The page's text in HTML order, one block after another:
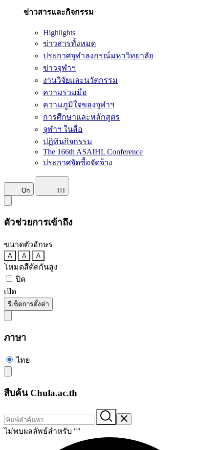
ข่าวสารและกิจกรรม
Highlights
ข่าวสารทั้งหมด
ประกาศจุฬาลงกรณ์มหาวิทยาลัย
ข่าวจุฬาฯ
งานวิจัยและนวัตกรรม
ความร่วมมือ
ความภูมิใจของจุฬาฯ
การศึกษาและหลักสูตร
จุฬาฯ ในสื่อ
ปฏิทินกิจกรรม
The 166th ASAIHL Conference
ประกาศจัดซื้อจัดจ้าง
On TH
ตัวช่วยการเข้าถึง
ขนาดตัวอักษร
A A A
โหมดสีตัดกันสูง
ปิด
เปิด
รีเซ็ตการตั้งค่า
ภาษา
ไทย
สืบค้น Chula.ac.th
ไม่พบผลลัพธ์สำหรับ ""